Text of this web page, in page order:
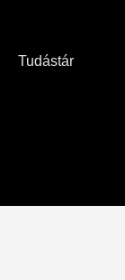
Tudástár